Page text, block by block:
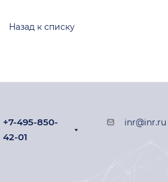
Назад к списку
+7-495-850-
42-01
inr@inr.ru